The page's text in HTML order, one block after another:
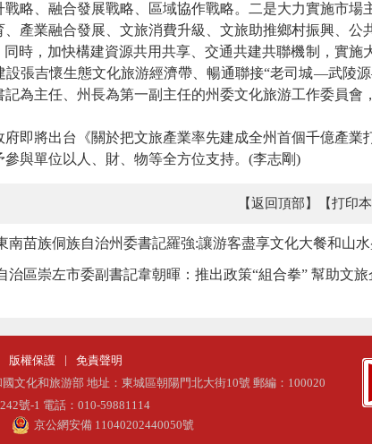
略、融合發展戰略、區域協作戰略。二是大力實施市場
產業融合發展、文旅消費升級、文旅助推鄉村振興、公
時，加快構建資源共用共享、交通共建共聯機制，實施
設張吉懷生態文化旅游經濟帶、暢通聯接“老司城—武陵
為主任、州長為第一副主任的州委文化旅游工作委員會
將出台《關於把文旅產業率先建成全州首個千億產業
與單位以人、財、物等全方位支持。(李志剛)
【返回頂部】 【打印
南苗族侗族自治州委書記羅強:讓游客盡享文化大餐和山
治區崇左市委副書記韋朝暉：推出政策“組合拳” 幫助文旅